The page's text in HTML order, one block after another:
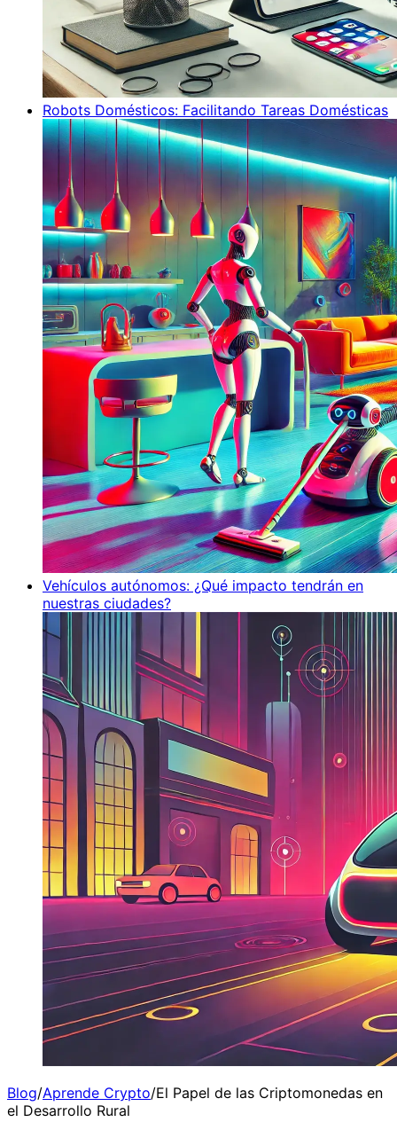
Robots Domésticos: Facilitando Tareas Domésticas
Vehículos autónomos: ¿Qué impacto tendrán en
nuestras ciudades?
Blog/Aprende Crypto/El Papel de las Criptomonedas en
el Desarrollo Rural